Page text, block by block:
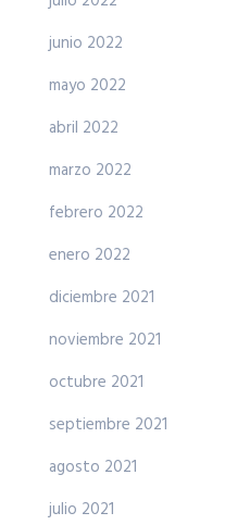
junio 2022
mayo 2022
abril 2022
marzo 2022
febrero 2022
enero 2022
diciembre 2021
noviembre 2021
octubre 2021
septiembre 2021
agosto 2021
julio 2021